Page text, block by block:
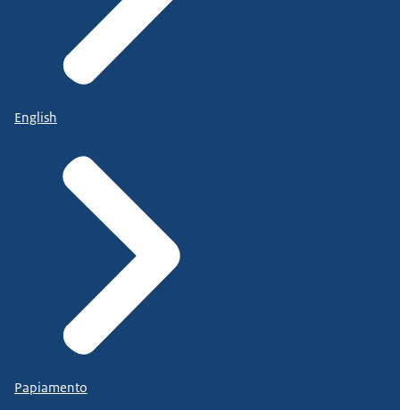
English
Papiamento